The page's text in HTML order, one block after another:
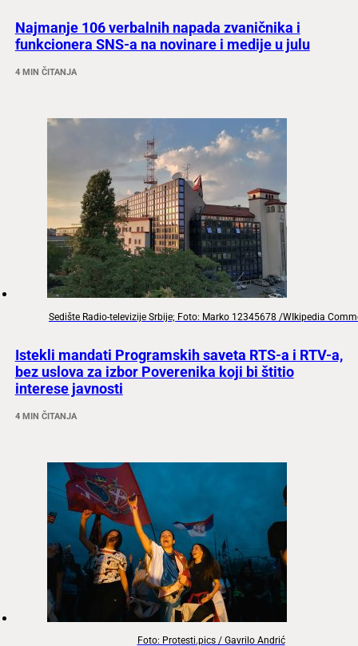
Najmanje 106 verbalnih napada zvaničnika i
funkcionera SNS-a na novinare i medije u julu
4 MIN ČITANJA
Sedište Radio-televizije Srbije; Foto: Marko 12345678 /WIkipedia
Istekli mandati Programskih saveta RTS-a i RTV-a,
bez uslova za izbor Poverenika koji bi štitio
interese javnosti
4 MIN ČITANJA
Foto: Protesti.pics / Gavrilo Andrić